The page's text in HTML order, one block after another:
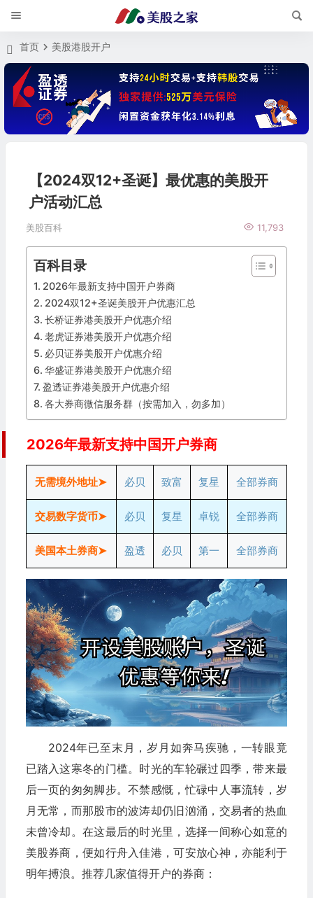
首页 美股港股开户
【2024双12+圣诞】最优惠的美股开
户活动汇总
美股百科 11,793
百科目录
2026年最新支持中国开户券商
2024双12+圣诞美股开户优惠汇总
长桥证券港美股开户优惠介绍
老虎证券港美股开户优惠介绍
必贝证券美股开户优惠介绍
华盛证券港美股开户优惠介绍
盈透证券港美股开户优惠介绍
各大券商微信服务群（按需加入，勿多加）
2026年最新支持中国开户券商
无需境外地址➤ 必贝 致富 复星 全部券商
交易数字货币➤ 必贝 复星 卓锐 全部券商
美国本土券商➤ 盈透 必贝 第一 全部券商
2024年已至末月，岁月如奔马疾驰，一转眼竟
已踏入这寒冬的门槛。时光的车轮碾过四季，带来最
后一页的匆匆脚步。不禁感慨，忙碌中人事流转，岁
月无常，而那股市的波涛却仍旧汹涌，交易者的热血
未曾冷却。在这最后的时光里，选择一间称心如意的
美股券商，便如行舟入佳港，可安放心神，亦能利于
明年搏浪。推荐几家值得开户的券商：